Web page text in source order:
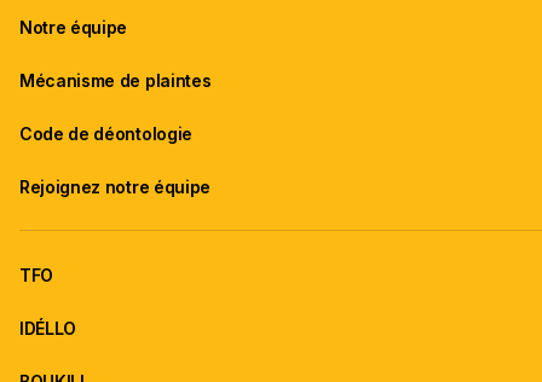
Notre équipe
Mécanisme de plaintes
Code de déontologie
Rejoignez notre équipe
TFO
IDÉLLO